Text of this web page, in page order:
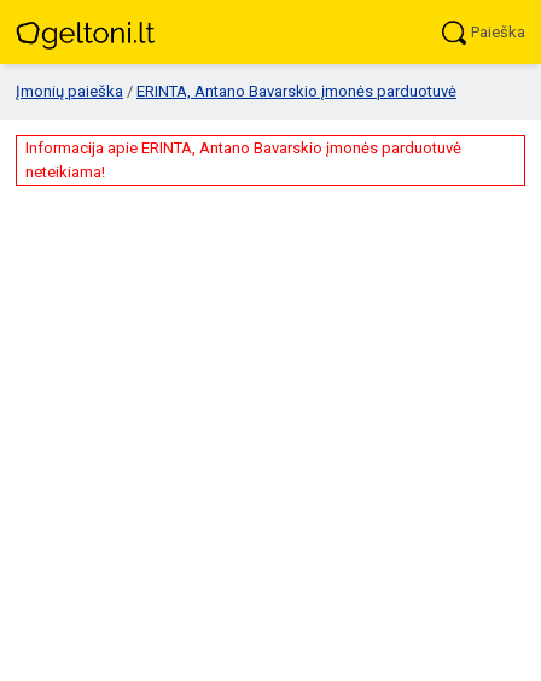
Paieška
Įmonių paieška / ERINTA, Antano Bavarskio įmonės parduotuvė
Informacija apie ERINTA, Antano Bavarskio įmonės parduotuvė
neteikiama!